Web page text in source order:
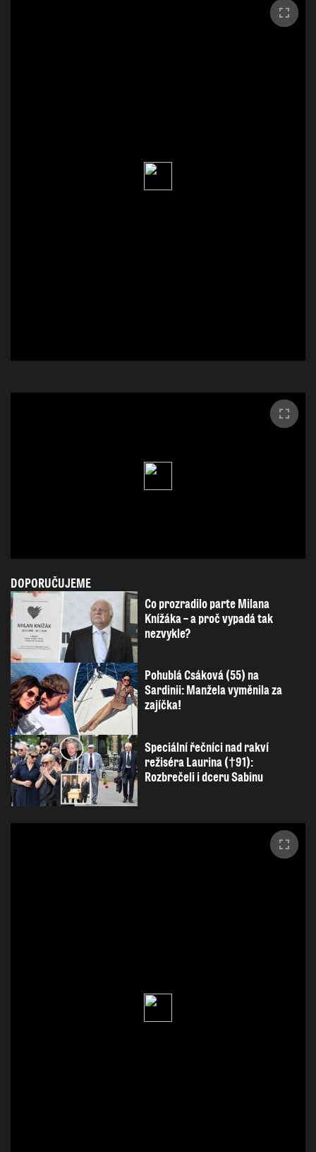
DOPORUČUJEME
Co prozradilo parte Milana
Knížáka – a proč vypadá tak
nezvykle?
Pohublá Csáková (55) na
Sardinii: Manžela vyměnila za
zajíčka!
Speciální řečníci nad rakví
režiséra Laurina (†91):
Rozbrečeli i dceru Sabinu